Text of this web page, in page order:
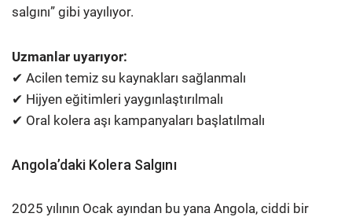
salgını” gibi yayılıyor.
Uzmanlar uyarıyor:
✔ Acilen temiz su kaynakları sağlanmalı
✔ Hijyen eğitimleri yaygınlaştırılmalı
✔ Oral kolera aşı kampanyaları başlatılmalı
Angola’daki Kolera Salgını
2025 yılının Ocak ayından bu yana Angola, ciddi bir